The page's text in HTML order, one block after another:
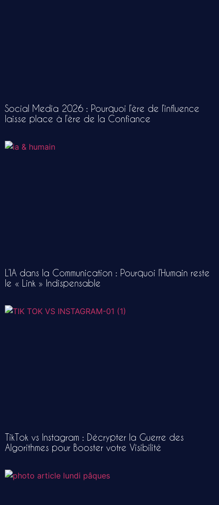
Social Media 2026 : Pourquoi l’ère de l’influence
laisse place à l’ère de la Confiance
L’IA dans la Communication : Pourquoi l’Humain reste
le « Link » Indispensable
TikTok vs Instagram : Décrypter la Guerre des
Algorithmes pour Booster votre Visibilité